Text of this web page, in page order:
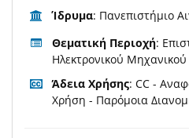
Ίδρυμα: Πανεπιστήμιο
Θεματική Περιοχή:
Ηλεκτρονικού Μηχανικού
Άδεια Χρήσης: CC -
Χρήση - Παρόμοια